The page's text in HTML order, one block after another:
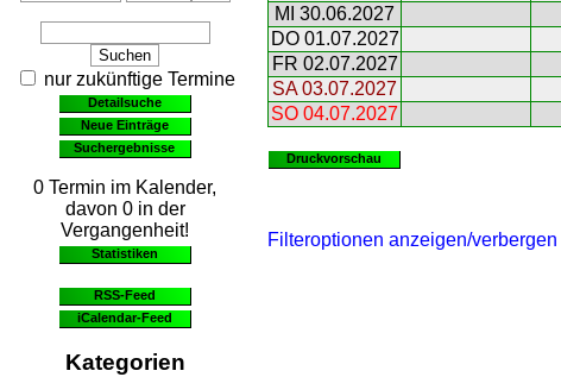
nur zukünftige Termine
Detailsuche
Neue Einträge
Suchergebnisse
0 Termin im Kalender,
davon 0 in der
Vergangenheit!
Statistiken
RSS-Feed
iCalendar-Feed
Kategorien
MI 30.06.2027
DO 01.07.2027
FR 02.07.2027
SA 03.07.2027
SO 04.07.2027
Druckvorschau
Filteroptionen anzeigen/verbergen